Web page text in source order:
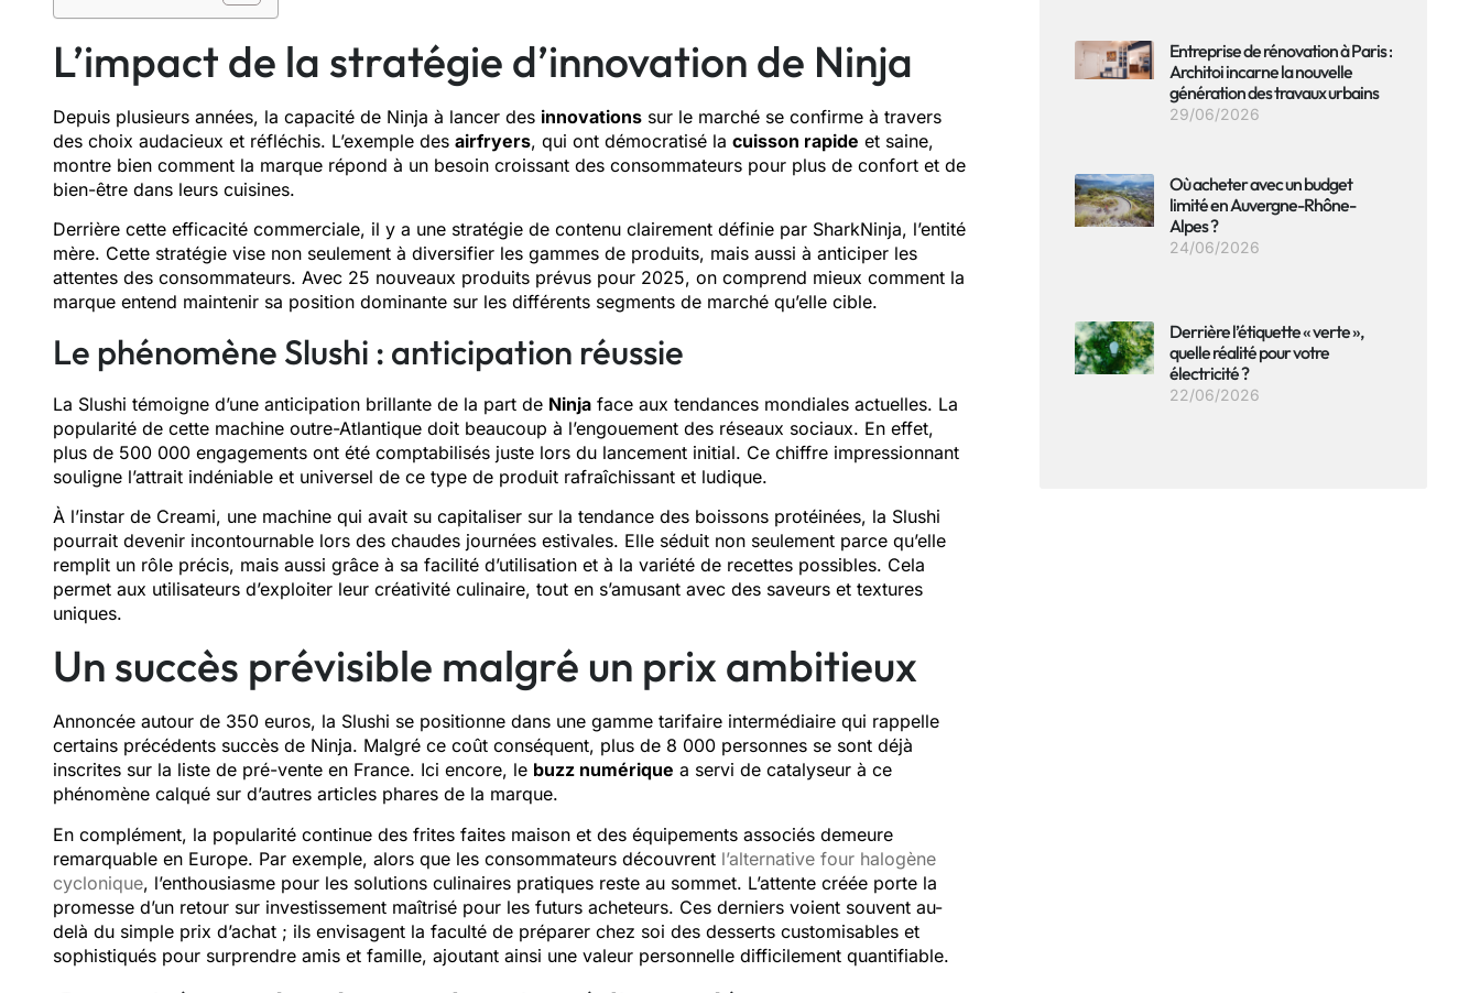
L’impact de la stratégie d’innovation de Ninja
Depuis plusieurs années, la capacité de Ninja à lancer des innovations sur le marché se confirme à travers
des choix audacieux et réfléchis. L’exemple des airfryers, qui ont démocratisé la cuisson rapide et saine,
montre bien comment la marque répond à un besoin croissant des consommateurs pour plus de confort et de
bien-être dans leurs cuisines.
Derrière cette efficacité commerciale, il y a une stratégie de contenu clairement définie par SharkNinja, l’entité
mère. Cette stratégie vise non seulement à diversifier les gammes de produits, mais aussi à anticiper les
attentes des consommateurs. Avec 25 nouveaux produits prévus pour 2025, on comprend mieux comment la
marque entend maintenir sa position dominante sur les différents segments de marché qu’elle cible.
Le phénomène Slushi : anticipation réussie
La Slushi témoigne d’une anticipation brillante de la part de Ninja face aux tendances mondiales actuelles. La
popularité de cette machine outre-Atlantique doit beaucoup à l’engouement des réseaux sociaux. En effet,
plus de 500 000 engagements ont été comptabilisés juste lors du lancement initial. Ce chiffre impressionnant
souligne l’attrait indéniable et universel de ce type de produit rafraîchissant et ludique.
À l’instar de Creami, une machine qui avait su capitaliser sur la tendance des boissons protéinées, la Slushi
pourrait devenir incontournable lors des chaudes journées estivales. Elle séduit non seulement parce qu’elle
remplit un rôle précis, mais aussi grâce à sa facilité d’utilisation et à la variété de recettes possibles. Cela
permet aux utilisateurs d’exploiter leur créativité culinaire, tout en s’amusant avec des saveurs et textures
uniques.
Un succès prévisible malgré un prix ambitieux
Annoncée autour de 350 euros, la Slushi se positionne dans une gamme tarifaire intermédiaire qui rappelle
certains précédents succès de Ninja. Malgré ce coût conséquent, plus de 8 000 personnes se sont déjà
inscrites sur la liste de pré-vente en France. Ici encore, le buzz numérique a servi de catalyseur à ce
phénomène calqué sur d’autres articles phares de la marque.
En complément, la popularité continue des frites faites maison et des équipements associés demeure
remarquable en Europe. Par exemple, alors que les consommateurs découvrent l’alternative four halogène
cyclonique, l’enthousiasme pour les solutions culinaires pratiques reste au sommet. L’attente créée porte la
promesse d’un retour sur investissement maîtrisé pour les futurs acheteurs. Ces derniers voient souvent au-
delà du simple prix d’achat ; ils envisagent la faculté de préparer chez soi des desserts customisables et
sophistiqués pour surprendre amis et famille, ajoutant ainsi une valeur personnelle difficilement quantifiable.
Entreprise de rénovation à Paris :
Architoi incarne la nouvelle
génération des travaux urbains
29/06/2026
Où acheter avec un budget
limité en Auvergne-Rhône-
Alpes ?
24/06/2026
Derrière l’étiquette « verte »,
quelle réalité pour votre
électricité ?
22/06/2026